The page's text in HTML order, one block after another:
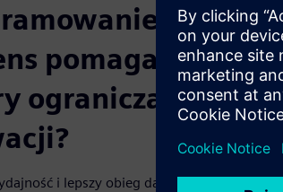
ECAD
pomaga
ograniczające
i lepszy obieg danych dają więcej